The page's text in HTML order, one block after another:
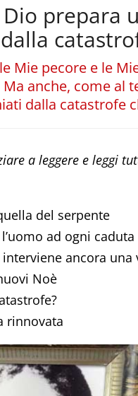
prepara
Mie pecore e le
anche, come al
dalla catastrofe
a leggere e leggi
del serpente
ad ogni caduta
ancora una
Noè
rinnovata